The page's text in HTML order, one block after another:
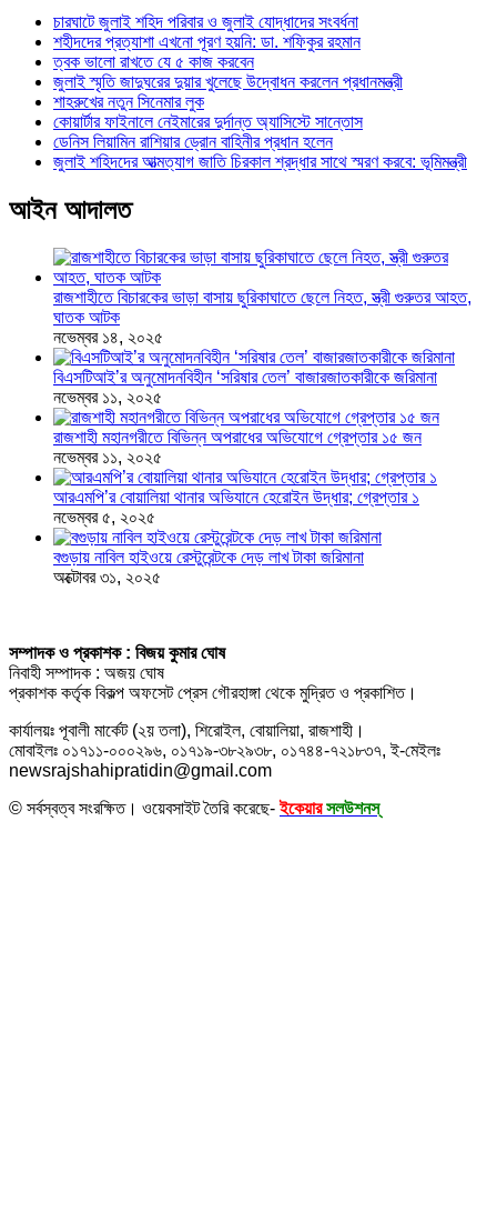
চারঘাটে জুলাই শহিদ পরিবার ও জুলাই যোদ্ধাদের সংবর্ধনা
শহীদদের প্রত্যাশা এখনো পূরণ হয়নি: ডা. শফিকুর রহমান
ত্বক ভালো রাখতে যে ৫ কাজ করবেন
জুলাই স্মৃতি জাদুঘরের দুয়ার খুলেছে উদ্বোধন করলেন প্রধানমন্ত্রী
শাহরুখের নতুন সিনেমার লুক
কোয়ার্টার ফাইনালে নেইমারের দুর্দান্ত অ্যাসিস্টে সান্তোস
ডেনিস লিয়ামিন রাশিয়ার ড্রোন বাহিনীর প্রধান হলেন
জুলাই শহিদদের আত্মত্যাগ জাতি চিরকাল শ্রদ্ধার সাথে স্মরণ করবে: ভূমিমন্ত্রী
আইন আদালত
রাজশাহীতে বিচারকের ভাড়া বাসায় ছুরিকাঘাতে ছেলে নিহত, স্ত্রী গুরুতর আহত,
ঘাতক আটক
নভেম্বর ১৪, ২০২৫
বিএসটিআই’র অনুমোদনবিহীন ‘সরিষার তেল’ বাজারজাতকারীকে জরিমানা
নভেম্বর ১১, ২০২৫
রাজশাহী মহানগরীতে বিভিন্ন অপরাধের অভিযোগে গ্রেপ্তার ১৫ জন
নভেম্বর ১১, ২০২৫
আরএমপি’র বোয়ালিয়া থানার অভিযানে হেরোইন উদ্ধার; গ্রেপ্তার ১
নভেম্বর ৫, ২০২৫
বগুড়ায় নাবিল হাইওয়ে রেস্টুরেন্টকে দেড় লাখ টাকা জরিমানা
অক্টোবর ৩১, ২০২৫
সম্পাদক ও প্রকাশক : বিজয় কুমার ঘোষ
নিবাহী সম্পাদক : অজয় ঘোষ
প্রকাশক কর্তৃক বিকল্প অফসেট প্রেস গৌরহাঙ্গা থেকে মুদ্রিত ও প্রকাশিত।
কার্যালয়ঃ পূবালী মার্কেট (২য় তলা), শিরোইল, বোয়ালিয়া, রাজশাহী।
মোবাইলঃ ০১৭১১-০০০২৯৬, ০১৭১৯-৩৮২৯৩৮, ০১৭৪৪-৭২১৮৩৭, ই-মেইলঃ
newsrajshahipratidin@gmail.com
© সর্বস্বত্ব সংরক্ষিত। ওয়েবসাইট তৈরি করেছে-ইকেয়ার সলউশনস্